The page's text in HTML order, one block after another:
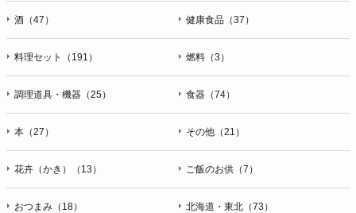
酒（47） 健康食品（37）
料理セット（191） 燃料（3）
調理道具・機器（25） 食器（74）
本（27） その他（21）
花卉（かき）（13） ご飯のお供（7）
おつまみ（18） 北海道・東北（73）